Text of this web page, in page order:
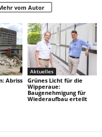
vom Autor
Abriss
Aktuelles
Grünes Licht für die
Wipperaue:
Baugenehmigung für
Wiederaufbau erteilt